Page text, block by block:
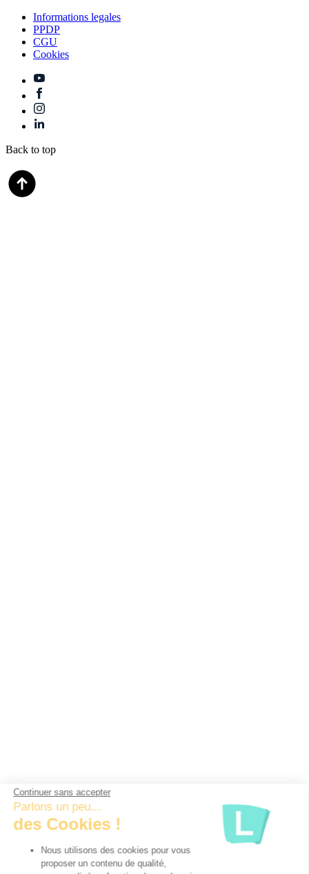
Continuer sans accepter
Parlons un peu...
des Cookies !
Nous utilisons des cookies pour vous
proposer un contenu de qualité,
Informations legales
PPDP
CGU
Cookies
Back to top